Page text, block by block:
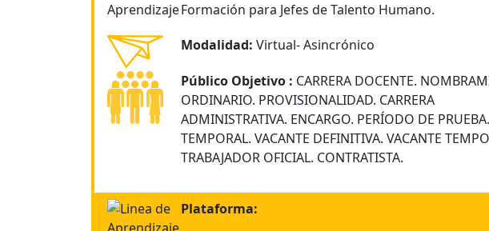
Formación para Jefes de Talento Humano.
Modalidad: Virtual- Asincrónico
Público Objetivo : CARRERA DOCENTE.
ORDINARIO. PROVISIONALIDAD. CARRERA
ADMINISTRATIVA. ENCARGO. PERÍODO DE PRUEBA.
TEMPORAL. VACANTE DEFINITIVA. VACANTE
TRABAJADOR OFICIAL. CONTRATISTA.
Plataforma: